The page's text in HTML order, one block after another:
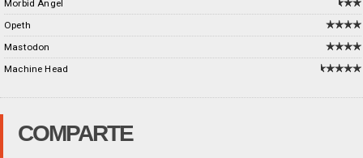
Morbid Angel
Opeth
Mastodon
Machine Head
COMPARTE